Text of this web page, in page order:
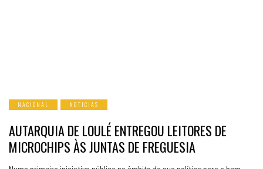
NACIONAL NOTICIAS
AUTARQUIA DE LOULÉ ENTREGOU LEITORES DE
MICROCHIPS ÀS JUNTAS DE FREGUESIA